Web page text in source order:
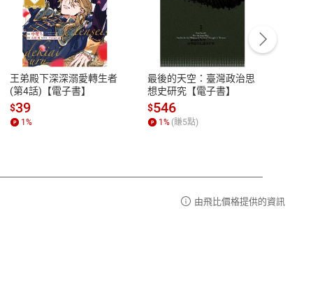
性
參
客服資訊
服務時間：週一到週五 10:00-12:00、
13:00-17:00 (國定假日及例假日休息)
客服電話：0080-1857077
王弟殿下深深溺愛轉生者
(第4話)【電子書】
$39
1%
最後的天空：臺灣政治思
想史研究【電子書】
$546
1% (賺5點)
由飛比價格提供的資訊